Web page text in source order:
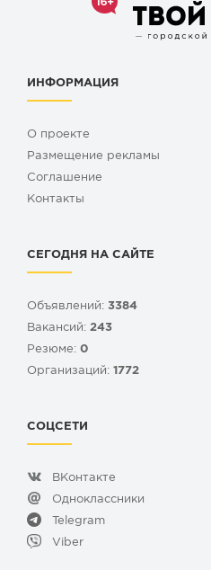
ИНФОРМАЦИЯ
О проекте
Размещение рекламы
Cоглашение
Контакты
СЕГОДНЯ НА САЙТЕ
Объявлений: 3384
Вакансий: 243
Резюме: 0
Организаций: 1772
СОЦСЕТИ
ВКонтакте
Одноклассники
Telegram
Viber